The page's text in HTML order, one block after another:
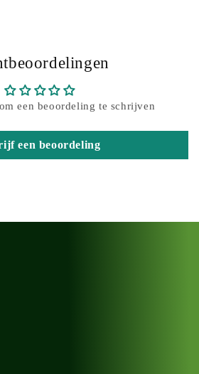
een beoordeling te schrijven
een beoordeling